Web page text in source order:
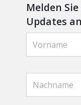
Melden
Updates an